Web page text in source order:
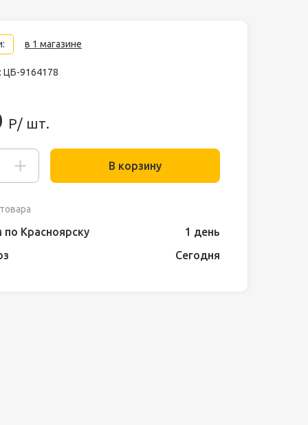
в 1 магазине
ЦБ-9164178
Р/ шт.
В корзину
Красноярску
1 день
Сегодня